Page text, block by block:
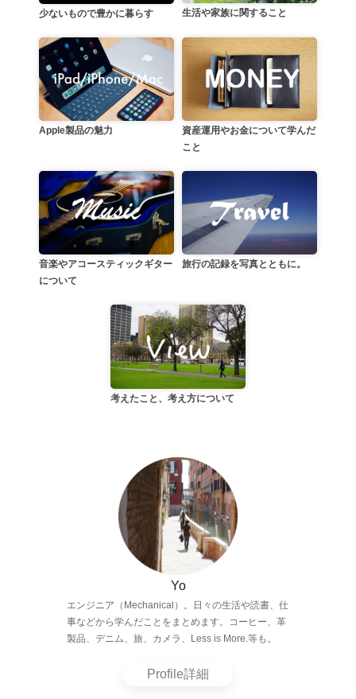
少ないもので豊かに暮らす 生活や家族に関すること
Apple製品の魅力
資産運用やお金について学んだ
こと
音楽やアコースティックギター
について
旅行の記録を写真とともに。
考えたこと、考え方について
Yo
エンジニア（Mechanical）。日々の生活や読書、仕
事などから学んだことをまとめます。コーヒー、革
製品、デニム、旅、カメラ、Less is More.等も。
Profile詳細